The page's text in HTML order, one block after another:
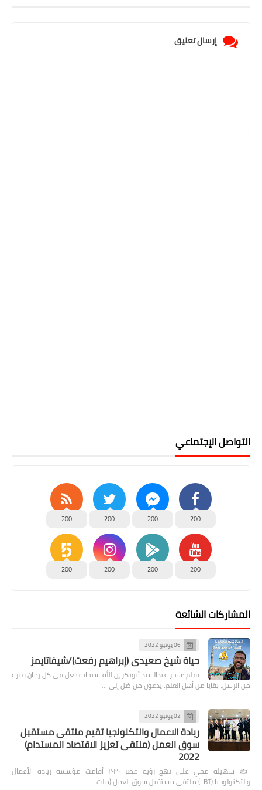
إرسال تعليق
التواصل الإجتماعي
200
200
200
200
200
200
200
200
المشاركات الشائعة
06 يونيو 2022
حياة شيخ صعيدى (إبراهيم رفعت)/شيفاتايمز
بقلم :سحر عبدالسيد أبوبكر إن الله سبحانه جعل في كل زمان فترة
من الرسل، بقايا من أهل العلم، يدعون من ضل إلى …
02 يونيو 2022
ريادة الاعمال والتكنولجيا تقيم ملتقى مستقبل
سوق العمل (ملتقى تعزيز الاقتصاد المستدام)
2022
✍️ سهيلة محي على نهج رؤية مصر ٢٠٣٠ أقامت مؤسسة ريادة الأعمال
والتكنولوجيا (LBT) ملتقى مستقبل سوق العمل (ملت…